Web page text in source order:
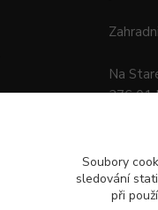
Na
276 01
Soubory
sledování
při